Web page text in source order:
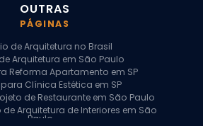
OUTRAS
PÁGINAS
de Arquitetura no Brasil
Arquitetura em São Paulo
Reforma Apartamento em SP
Clínica Estética em SP
de Restaurante em São Paulo
Arquitetura de Interiores em São
Paulo